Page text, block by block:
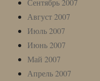
Сентябрь 2007
Август 2007
Июль 2007
Июнь 2007
Май 2007
Апрель 2007